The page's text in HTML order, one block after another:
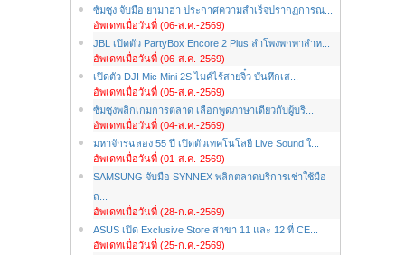
ซัมซุง จับมือ ยามาฮ่า ประกาศความสำเร็จปรากฏการณ...
อัพเดทเมื่อวันที่ (06-ส.ค.-2569)
JBL เปิดตัว PartyBox Encore 2 Plus ลำโพงพกพาสำห...
อัพเดทเมื่อวันที่ (06-ส.ค.-2569)
เปิดตัว DJI Mic Mini 2S ไมค์ไร้สายจิ๋ว บันทึกเส...
อัพเดทเมื่อวันที่ (05-ส.ค.-2569)
ซัมซุงพลิกเกมการตลาด เลือกพูดภาษาเดียวกับผู้บริ...
อัพเดทเมื่อวันที่ (04-ส.ค.-2569)
มหาจักรฉลอง 55 ปี เปิดตัวเทคโนโลยี Live Sound ใ...
อัพเดทเมื่อวันที่ (01-ส.ค.-2569)
SAMSUNG จับมือ SYNNEX พลิกตลาดบริการเช่าใช้มือ
ถ...
อัพเดทเมื่อวันที่ (28-ก.ค.-2569)
ASUS เปิด Exclusive Store สาขา 11 และ 12 ที่ CE...
อัพเดทเมื่อวันที่ (25-ก.ค.-2569)